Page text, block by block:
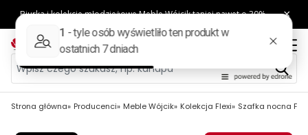
Strona główna Producenci Meble Wójcik Kolekcja Flexi Szafka nocna